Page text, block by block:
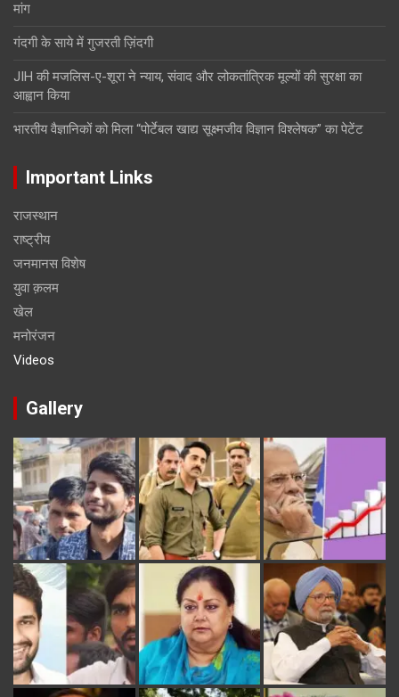
मांग
गंदगी के साये में गुजरती ज़िंदगी
JIH की मजलिस-ए-शूरा ने न्याय, संवाद और लोकतांत्रिक मूल्यों की सुरक्षा का
आह्वान किया
भारतीय वैज्ञानिकों को मिला “पोर्टेबल खाद्य सूक्ष्मजीव विज्ञान विश्लेषक” का पेटेंट
Important Links
राजस्थान
राष्ट्रीय
जनमानस विशेष
युवा क़लम
खेल
मनोरंजन
Videos
Gallery